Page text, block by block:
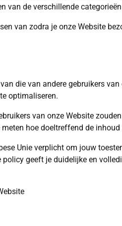
van de verschillende
van zodra je onze Website
die van andere gebruikers
optimaliseren.
van onze Website
hoe doeltreffend de
Unie verplicht om jouw
geeft je duidelijke en